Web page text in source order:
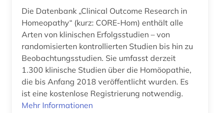
Die Datenbank „Clinical Outcome Research in
Homeopathy“ (kurz: CORE-Hom) enthält alle
Arten von klinischen Erfolgsstudien – von
randomisierten kontrollierten Studien bis hin zu
Beobachtungsstudien. Sie umfasst derzeit
1.300 klinische Studien über die Homöopathie,
die bis Anfang 2018 veröffentlicht wurden. Es
ist eine kostenlose Registrierung notwendig.
Mehr Informationen